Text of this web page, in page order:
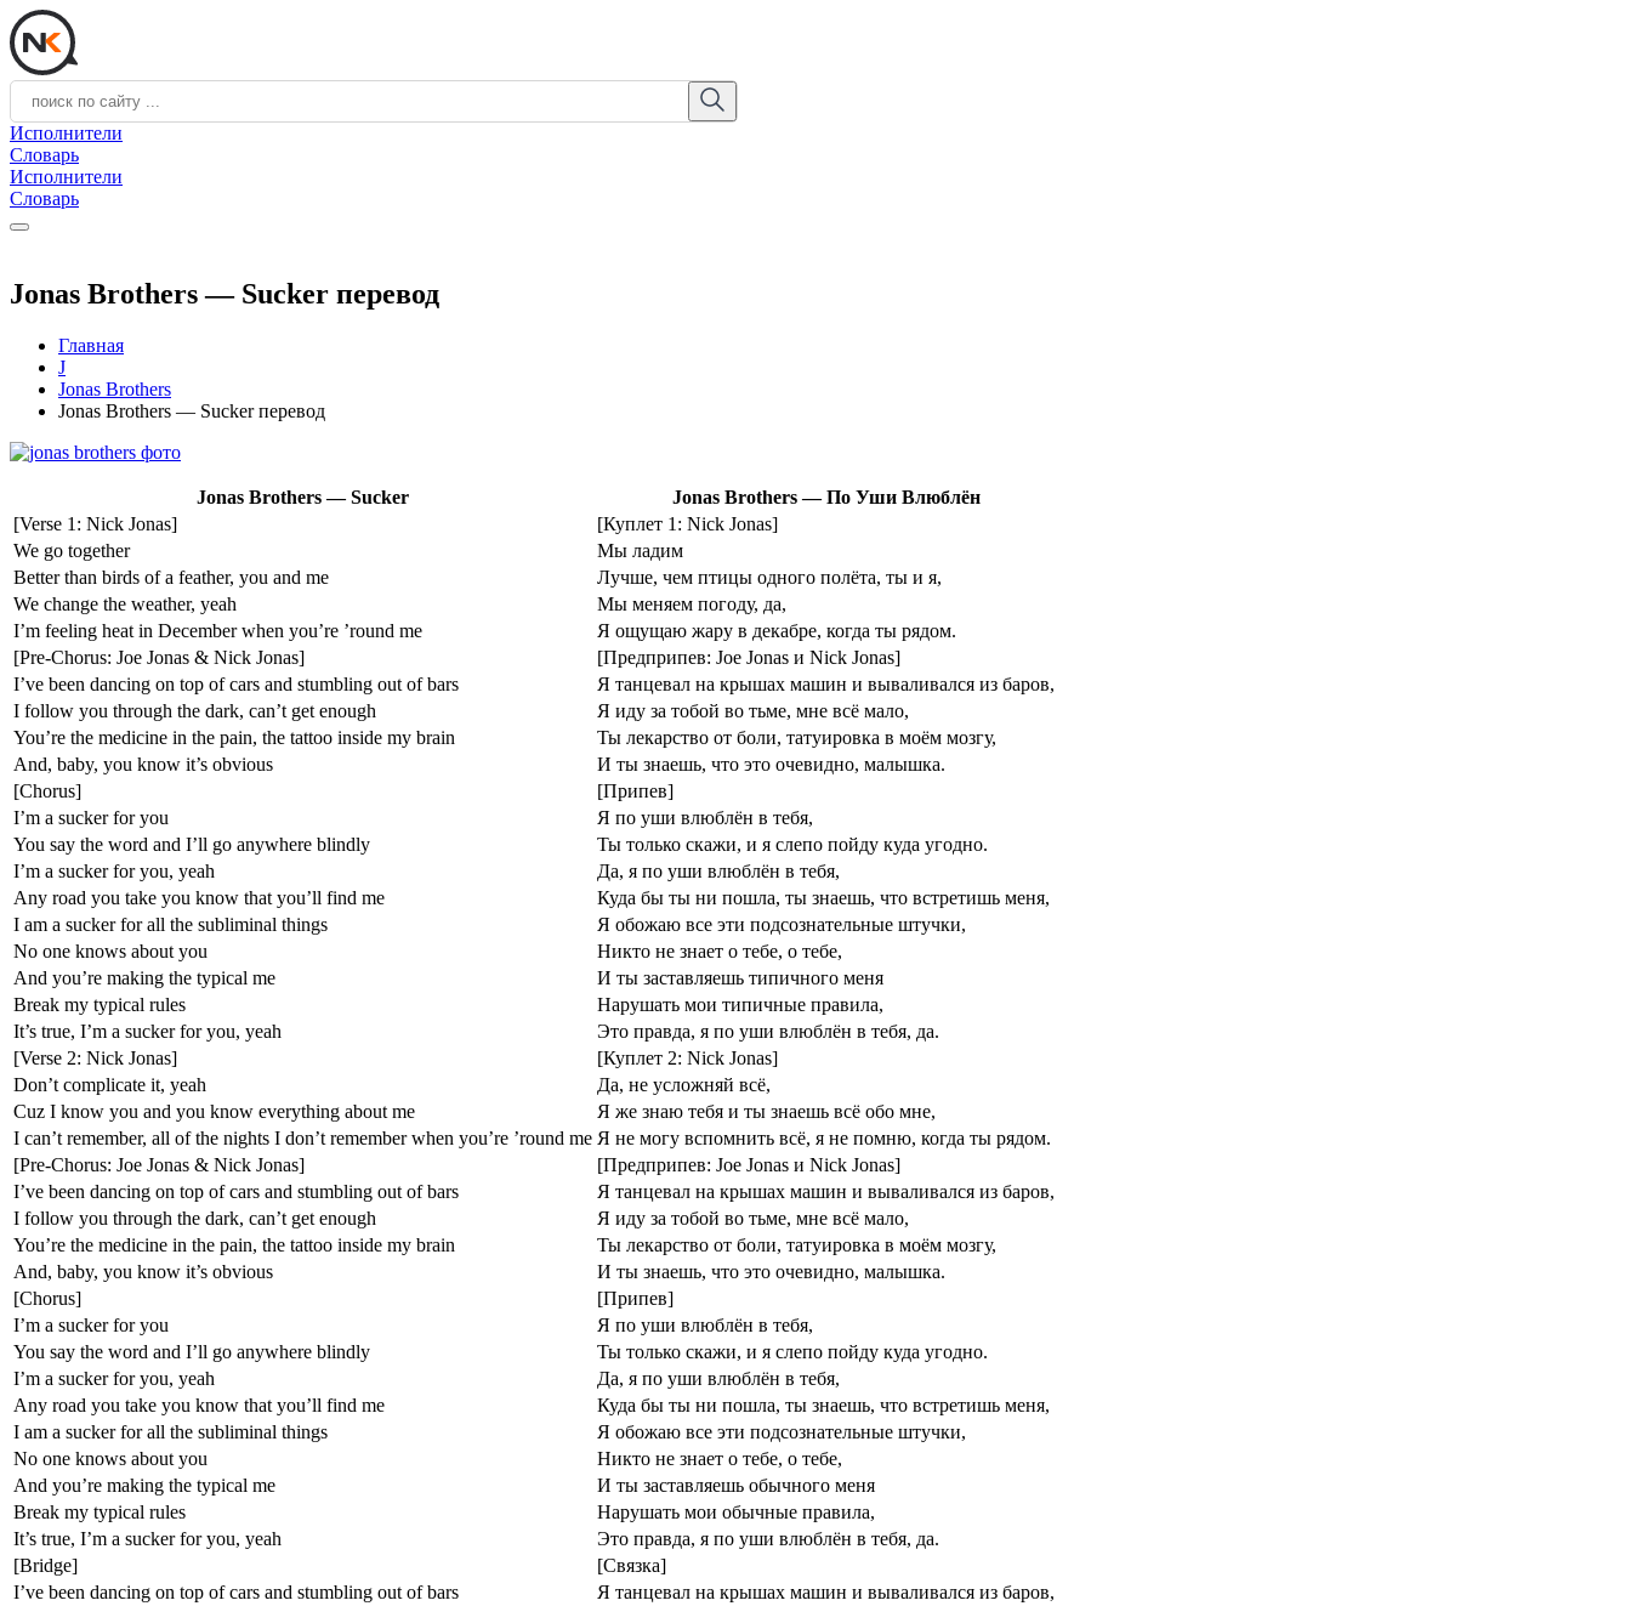
Исполнители
Словарь
Исполнители
Словарь
Jonas Brothers — Sucker перевод
Главная
J
Jonas Brothers
Jonas Brothers — Sucker перевод
Jonas Brothers — Sucker
Jonas Brothers — По Уши Влюблён
[Verse 1: Nick Jonas]
[Куплет 1: Nick Jonas]
We go together
Мы ладим
Better than birds of a feather, you and me
Лучше, чем птицы одного полёта, ты и я,
We change the weather, yeah
Мы меняем погоду, да,
I’m feeling heat in December when you’re ’round me
Я ощущаю жару в декабре, когда ты рядом.
[Pre-Chorus: Joe Jonas & Nick Jonas]
[Предприпев: Joe Jonas и Nick Jonas]
I’ve been dancing on top of cars and stumbling out of bars
Я танцевал на крышах машин и вываливался из баров,
I follow you through the dark, can’t get enough
Я иду за тобой во тьме, мне всё мало,
You’re the medicine in the pain, the tattoo inside my brain
Ты лекарство от боли, татуировка в моём мозгу,
And, baby, you know it’s obvious
И ты знаешь, что это очевидно, малышка.
[Chorus]
[Припев]
I’m a sucker for you
Я по уши влюблён в тебя,
You say the word and I’ll go anywhere blindly
Ты только скажи, и я слепо пойду куда угодно.
I’m a sucker for you, yeah
Да, я по уши влюблён в тебя,
Any road you take you know that you’ll find me
Куда бы ты ни пошла, ты знаешь, что встретишь меня,
I am a sucker for all the subliminal things
Я обожаю все эти подсознательные штучки,
No one knows about you
Никто не знает о тебе, о тебе,
And you’re making the typical me
И ты заставляешь типичного меня
Break my typical rules
Нарушать мои типичные правила,
It’s true, I’m a sucker for you, yeah
Это правда, я по уши влюблён в тебя, да.
[Verse 2: Nick Jonas]
[Куплет 2: Nick Jonas]
Don’t complicate it, yeah
Да, не усложняй всё,
Cuz I know you and you know everything about me
Я же знаю тебя и ты знаешь всё обо мне,
I can’t remember, all of the nights I don’t remember when you’re ’round me Я не могу вспомнить всё, я не помню, когда ты рядом.
[Pre-Chorus: Joe Jonas & Nick Jonas]
[Предприпев: Joe Jonas и Nick Jonas]
I’ve been dancing on top of cars and stumbling out of bars
Я танцевал на крышах машин и вываливался из баров,
I follow you through the dark, can’t get enough
Я иду за тобой во тьме, мне всё мало,
You’re the medicine in the pain, the tattoo inside my brain
Ты лекарство от боли, татуировка в моём мозгу,
And, baby, you know it’s obvious
И ты знаешь, что это очевидно, малышка.
[Chorus]
[Припев]
I’m a sucker for you
Я по уши влюблён в тебя,
You say the word and I’ll go anywhere blindly
Ты только скажи, и я слепо пойду куда угодно.
I’m a sucker for you, yeah
Да, я по уши влюблён в тебя,
Any road you take you know that you’ll find me
Куда бы ты ни пошла, ты знаешь, что встретишь меня,
I am a sucker for all the subliminal things
Я обожаю все эти подсознательные штучки,
No one knows about you
Никто не знает о тебе, о тебе,
And you’re making the typical me
И ты заставляешь обычного меня
Break my typical rules
Нарушать мои обычные правила,
It’s true, I’m a sucker for you, yeah
Это правда, я по уши влюблён в тебя, да.
[Bridge]
[Связка]
I’ve been dancing on top of cars and stumbling out of bars
Я танцевал на крышах машин и вываливался из баров,